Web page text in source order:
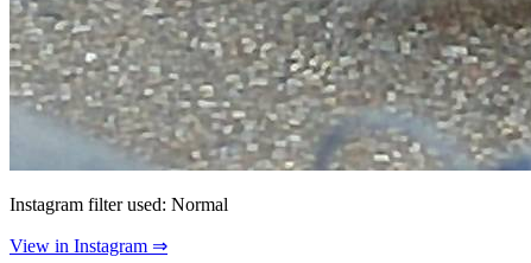
Instagram filter used: Normal
View in Instagram ⇒